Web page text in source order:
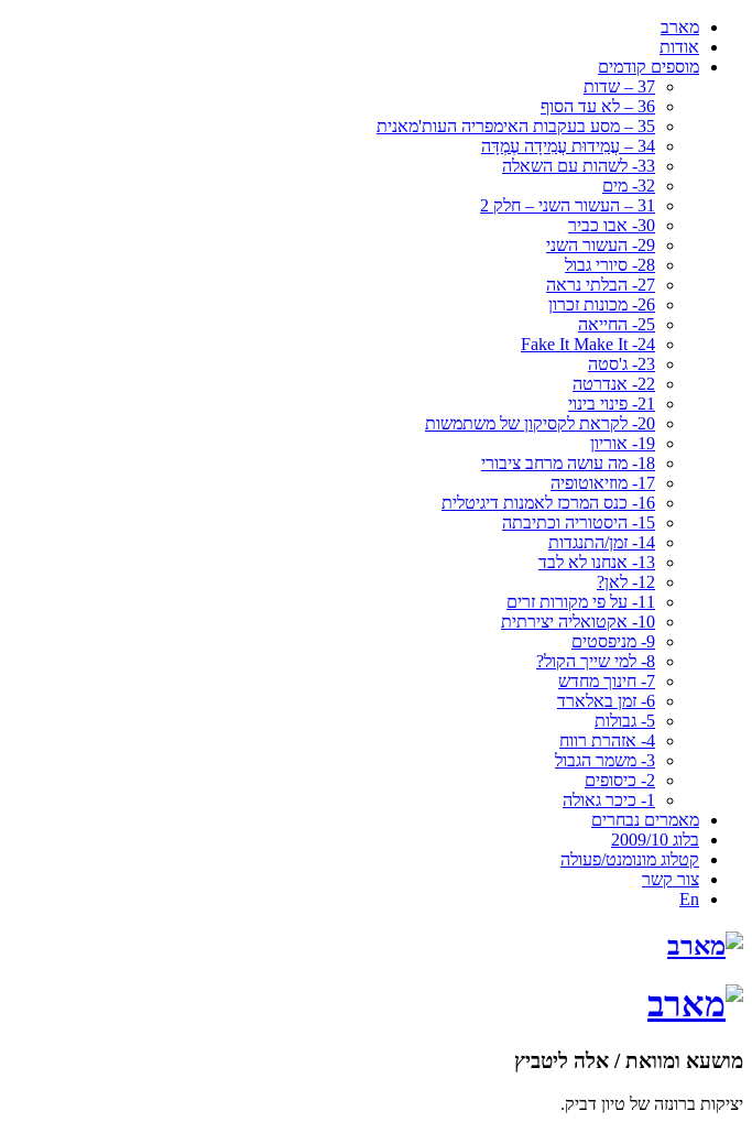
מארב
אודות
מוספים קודמים
37 – שדות
36 – לא עד הסוף
35 – מסע בעקבות האימפריה העות'מאנית
34 – עֲמִידוּת עֲמִידָה עֶמְדָּה
33- לשהות עם השאלה
32- מים
31 – העשור השני – חלק 2
30- אבו כביר
29- העשור השני
28- סיורי גבול
27- הבלתי נראה
26- מכונות זכרון
25- החייאה
24- Fake It Make It
23- ג'סטה
22- אנדרטה
21- פינוי בינוי
20- לקראת לקסיקון של משתמשות
19- אוריון
18- מה עושה מרחב ציבורי
17- מוזיאוטופיה
16- כנס המרכז לאמנות דיגיטלית
15- היסטוריה וכתיבתה
14- זמן/התנגדות
13- אנחנו לא לבד
12- לאן?
11- על פי מקורות זרים
10- אקטואליה יצירתית
9- מניפסטים
8- למי שייך הקול?
7- חינוך מחדש
6- זמן באלארד
5- גבולות
4- אזהרת רווח
3- משמר הגבול
2- כיסופים
1- כיכר גאולה
מאמרים נבחרים
בלוג 2009/10
קטלוג מונומנט/פעולה
צור קשר
En
מושעא ומוואת / אלה ליטביץ
יציקות ברונזה של טיון דביק.